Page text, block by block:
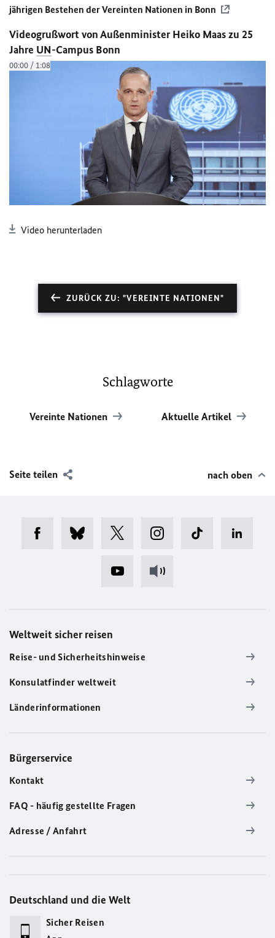
jährigen Bestehen der Vereinten Nationen in Bonn
Videogrußwort von Außenminister Heiko Maas zu 25
Jahre UN-Campus Bonn
Video herunterladen
ZURÜCK ZU: "VEREINTE NATIONEN"
Schlagworte
Vereinte Nationen Aktuelle Artikel
Seite teilen nach oben
Weltweit sicher reisen
Reise- und Sicherheitshinweise
Konsulatfinder weltweit
Länderinformationen
Bürgerservice
Kontakt
FAQ - häufig gestellte Fragen
Adresse / Anfahrt
Deutschland und die Welt
Sicher Reisen